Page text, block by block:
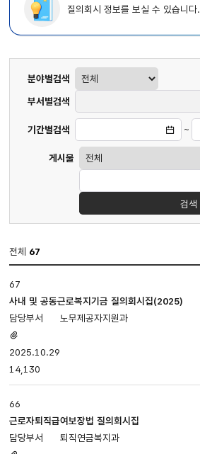
질의회시 정보를 보실 수 있습니다.
게시판
분야별검색
부서별검색
기간별검색 ~
게시물
검색
전체 67
게시판
입니다.
번호,
제목,
첨부파일,
담당부서,
등록일,
조회로
나누어져
있습니다.
67
사내 및 공동근로복지기금 질의회시집(2025)
노무제공자지원과
있음
2025.10.29
14,130
66
근로자퇴직급여보장법 질의회시집
퇴직연금복지과